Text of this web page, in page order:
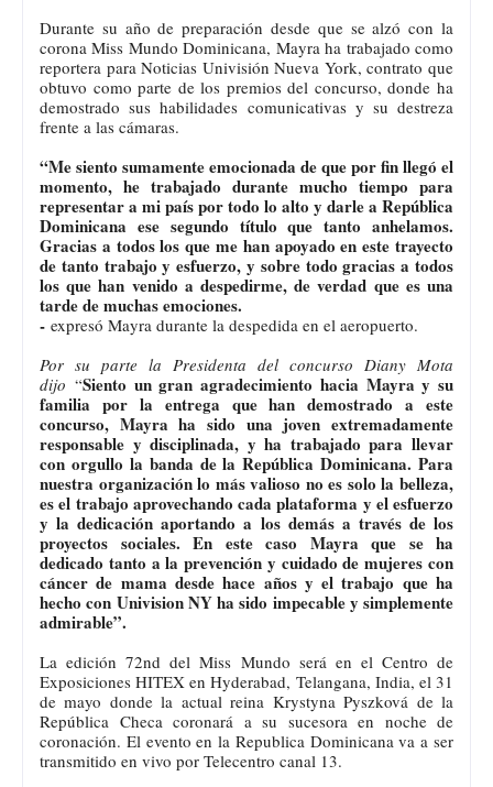
Durante su año de preparación desde que se alzó con la
corona Miss Mundo Dominicana, Mayra ha trabajado como
reportera para Noticias Univisión Nueva York, contrato que
obtuvo como parte de los premios del concurso, donde ha
demostrado sus habilidades comunicativas y su destreza
frente a las cámaras.
“Me siento sumamente emocionada de que por fin llegó el
momento, he trabajado durante mucho tiempo para
representar a mi país por todo lo alto y darle a República
Dominicana ese segundo título que tanto anhelamos.
Gracias a todos los que me han apoyado en este trayecto
de tanto trabajo y esfuerzo, y sobre todo gracias a todos
los que han venido a despedirme, de verdad que es una
tarde de muchas emociones.
- expresó Mayra durante la despedida en el aeropuerto.
Por su parte la Presidenta del concurso Diany Mota
dijo “Siento un gran agradecimiento hacia Mayra y su
familia por la entrega que han demostrado a este
concurso, Mayra ha sido una joven extremadamente
responsable y disciplinada, y ha trabajado para llevar
con orgullo la banda de la República Dominicana. Para
nuestra organización lo más valioso no es solo la belleza,
es el trabajo aprovechando cada plataforma y el esfuerzo
y la dedicación aportando a los demás a través de los
proyectos sociales. En este caso Mayra que se ha
dedicado tanto a la prevención y cuidado de mujeres con
cáncer de mama desde hace años y el trabajo que ha
hecho con Univision NY ha sido impecable y simplemente
admirable”.
La edición 72nd del Miss Mundo será en el Centro de
Exposiciones HITEX en Hyderabad, Telangana, India, el 31
de mayo donde la actual reina Krystyna Pyszková de la
República Checa coronará a su sucesora en noche de
coronación. El evento en la Republica Dominicana va a ser
transmitido en vivo por Telecentro canal 13.